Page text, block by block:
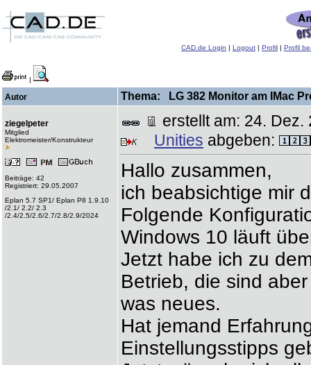
CAD.de Login | Logout | Profil | Profil
|
Autor Thema: LG 382 Monitor am IMac
ziegelpeter
Mitglied
Elektromeister/Konstrukteur
Beiträge: 42
Registriert: 29.05.2007
Eplan 5.7 SP1/ Eplan P8 1.9.10
/2.1/ 2.2/ 2.3
/2.4/2.5/2.6/2.7/2.8/2.9/2024
erstellt am: 24.
Unities abgeben:
Hallo zusammen,
ich beabsichtige mir
Folgende
Windows 10 läuft
Jetzt habe ich zu
Betrieb, die sind
was neues.
Hat jemand
Einstellungsstipps